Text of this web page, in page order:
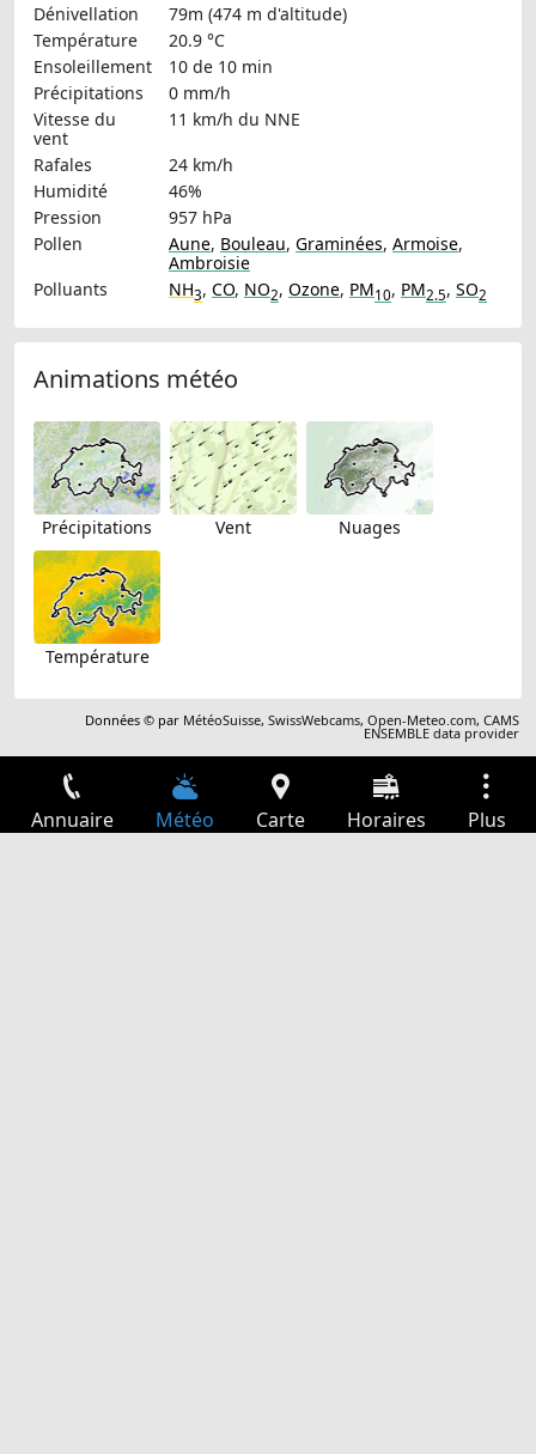
Dénivellation
79m (474 m d'altitude)
Température
20.9 °C
Ensoleillement
10 de 10 min
Précipitations
0 mm/h
Vitesse du
vent
11 km/h du NNE
Rafales
24 km/h
Humidité
46%
Pression
957 hPa
Pollen
Aune, Bouleau, Graminées, Armoise,
Ambroisie
Polluants
NH3, CO, NO2, Ozone, PM10, PM2.5, SO2
Animations météo
Précipitations Vent Nuages
Température
Données © par MétéoSuisse,SwissWebcams,Open-Meteo.com,CAMS
ENSEMBLE data provider
Annuaire Météo Carte Horaires Plus